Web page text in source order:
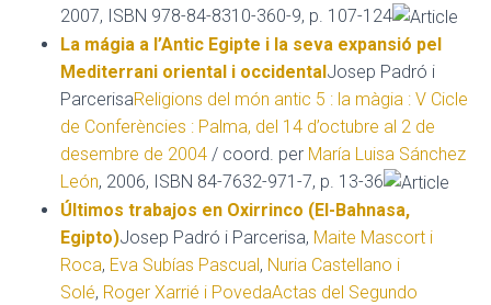
2007, ISBN 978-84-8310-360-9, p. 107-124
La mágia a l’Antic Egipte i la seva expansió pel
Mediterrani oriental i occidentalJosep Padró i
ParcerisaReligions del món antic 5 : la màgia : V Cicle
de Conferències : Palma, del 14 d’octubre al 2 de
desembre de 2004 / coord. per María Luisa Sánchez
León, 2006, ISBN 84-7632-971-7, p. 13-36
Últimos trabajos en Oxirrinco (El-Bahnasa,
Egipto)Josep Padró i Parcerisa, Maite Mascort i
Roca, Eva Subías Pascual , Nuria Castellano i
Solé, Roger Xarrié i PovedaActas del Segundo